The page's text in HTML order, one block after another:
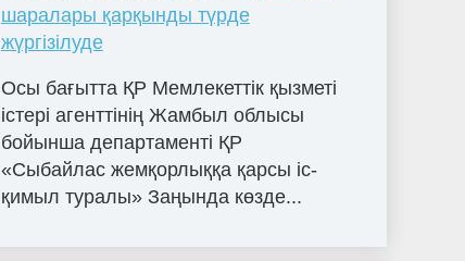
шаралары қарқынды түрде
жүргізілуде
Осы бағытта ҚР Мемлекеттік қызметі
істері агенттінің Жамбыл облысы
бойынша департаменті ҚР
«Сыбайлас жемқорлыққа қарсы іс-
қимыл туралы» Заңында көзде...